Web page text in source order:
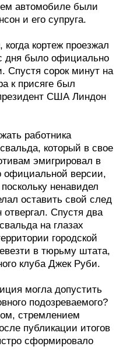
автомобиле были
и его супруга.
кортеж проезжал
дня было официально
Спустя сорок минут на
к присяге был
США Линдон
работника
который в свое
эмигрировал в
официальной версии,
ненавидел
оставить свой след
Спустя два
на глазах
городской
в тюрьму штата,
клуба Джек Руби.
могла допустить
подозреваемого?
стремлением
публикации итогов
сформировало